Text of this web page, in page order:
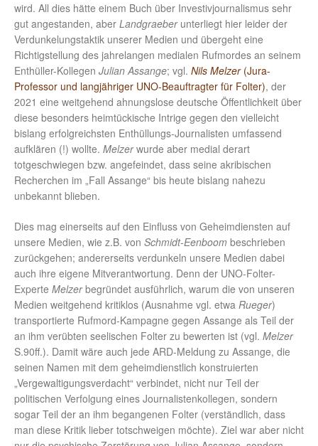
wird. All dies hätte einem Buch über Investivjournalismus sehr
gut angestanden, aber Landgraeber unterliegt hier leider der
Verdunkelungstaktik unserer Medien und übergeht eine
Richtigstellung des jahrelangen medialen Rufmordes an seinem
Enthüller-Kollegen Julian Assange; vgl. Nils Melzer (Jura-
Professor und langjähriger UNO-Beauftragter für Folter), der
2021 eine weitgehend ahnungslose deutsche Öffentlichkeit über
diese besonders heimtückische Intrige gegen den vielleicht
bislang erfolgreichsten Enthüllungs-Journalisten umfassend
aufklären (!) wollte. Melzerwurde aber medial derart
totgeschwiegen bzw. angefeindet, dass seine akribischen
Recherchen im „Fall Assange“ bis heute bislang nahezu
unbekannt blieben.
Dies mag einerseits auf den Einfluss von Geheimdiensten auf
unsere Medien, wie z.B. von Schmidt-Eenboom beschrieben
zurückgehen; andererseits verdunkeln unsere Medien dabei
auch ihre eigene Mitverantwortung. Denn der UNO-Folter-
Experte Melzerbegründet ausführlich, warum die von unseren
Medien weitgehend kritiklos (Ausnahme vgl. etwa Rueger)
transportierte Rufmord-Kampagne gegen Assange als Teil der
an ihm verübten seelischen Folter zu bewerten ist (vgl. Melzer
S.90ff.). Damit wäre auch jede ARD-Meldung zu Assange, die
seinen Namen mit dem geheimdienstlich konstruierten
„Vergewaltigungsverdacht“ verbindet, nicht nur Teil der
politischen Verfolgung eines Journalistenkollegen, sondern
sogar Teil der an ihm begangenen Folter (verständlich, dass
man diese Kritik lieber totschweigen möchte). Ziel war aber nicht